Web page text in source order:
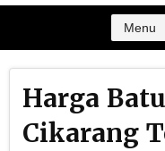
Harga
Cikarang